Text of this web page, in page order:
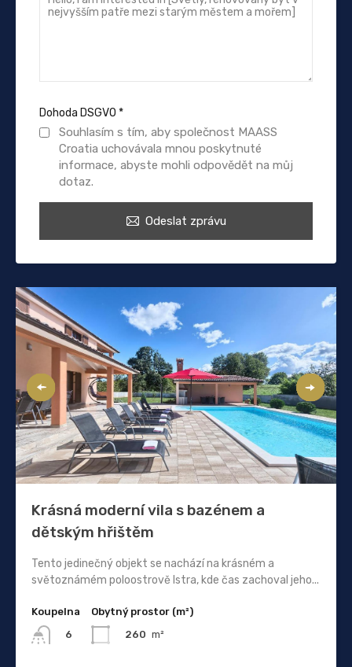
Dohoda DSGVO *
Souhlasím s tím, aby společnost MAASS
Croatia uchovávala mnou poskytnuté
informace, abyste mohli odpovědět na můj
dotaz.
Odeslat zprávu
Krásná moderní vila s bazénem a
dětským hřištěm
Tento jedinečný objekt se nachází na krásném a
světoznámém poloostrově Istra, kde čas zachoval jeho...
Koupelna
6
Obytný prostor (m²)
260 m²